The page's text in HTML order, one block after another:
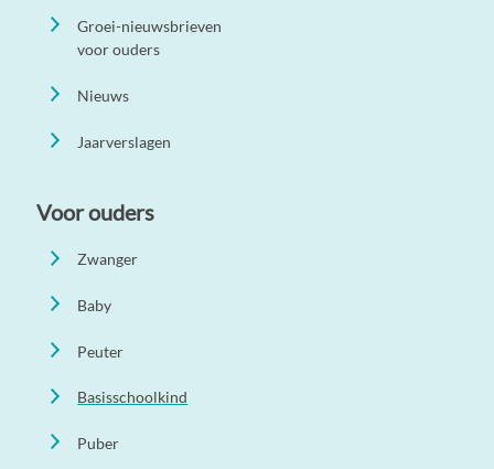
Groei-nieuwsbrieven
voor ouders
Nieuws
Jaarverslagen
Voor ouders
Zwanger
Baby
Peuter
Basisschoolkind
Puber